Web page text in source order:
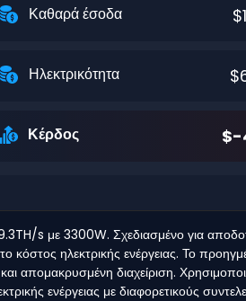
Καθαρά έσοδα
Ηλεκτρικότητα
Κέρδος $-
s με 3300W. Σχεδιασμένο για
κόστος ηλεκτρικής ενέργειας. Το
απομακρυσμένη διαχείριση.
ενέργειας με διαφορετικούς